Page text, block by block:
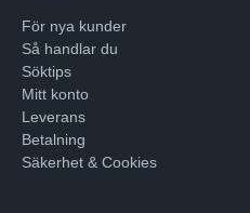
För nya kunder
Så handlar du
Söktips
Mitt konto
Leverans
Betalning
Säkerhet & Cookies